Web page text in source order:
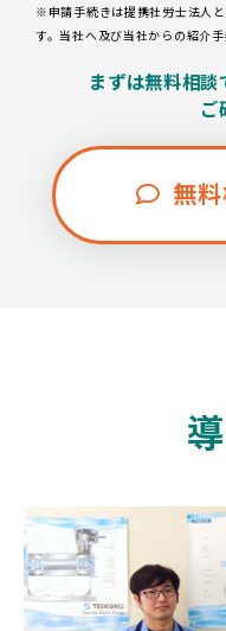
※申請手続きは提携社労士法人
す。当社へ及び当社からの紹介
まずは無料相
ご
無